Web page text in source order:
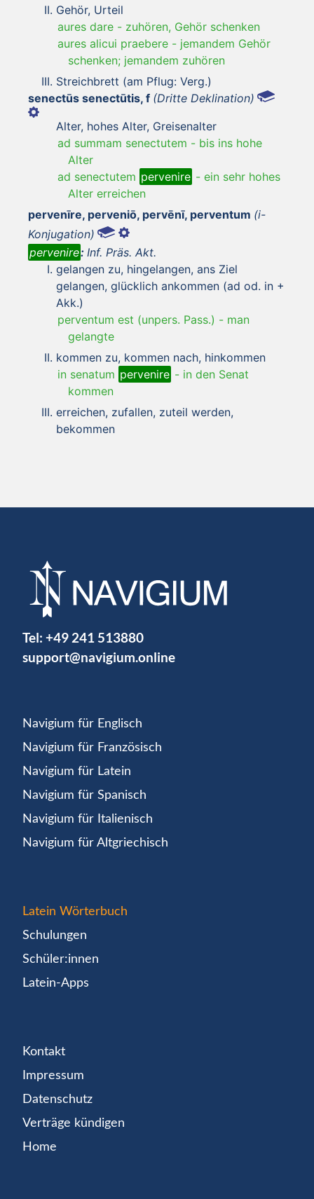
Gehör, Urteil
aures dare - zuhören, Gehör schenken
aures alicui praebere - jemandem Gehör
schenken; jemandem zuhören
Streichbrett (am Pflug: Verg.)
senectūs senectūtis, f (Dritte Deklination)
Alter, hohes Alter, Greisenalter
ad summam senectutem - bis ins hohe
Alter
ad senectutem pervenire - ein sehr hohes
Alter erreichen
pervenīre, perveniō, pervēnī, perventum (i-
Konjugation)
pervenire: Inf. Präs. Akt.
gelangen zu, hingelangen, ans Ziel
gelangen, glücklich ankommen (ad od. in +
Akk.)
perventum est (unpers. Pass.) - man
gelangte
kommen zu, kommen nach, hinkommen
in senatum pervenire - in den Senat
kommen
erreichen, zufallen, zuteil werden,
bekommen
Tel: +49 241 513880
support@navigium.online
Navigium für Englisch
Navigium für Französisch
Navigium für Latein
Navigium für Spanisch
Navigium für Italienisch
Navigium für Altgriechisch
Latein Wörterbuch
Schulungen
Schüler:innen
Latein-Apps
Kontakt
Impressum
Datenschutz
Verträge kündigen
Home